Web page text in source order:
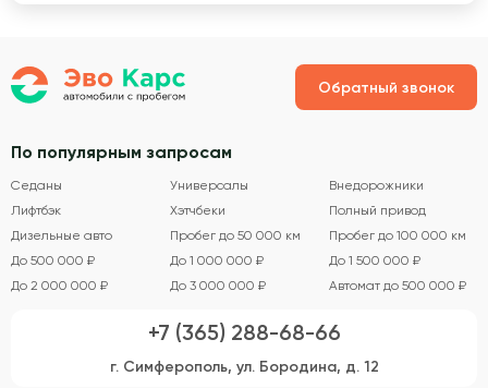
Обратный звонок
По популярным запросам
Седаны Универсалы
Внедорожники
Лифтбэк
Хэтчбеки
Полный привод
Дизельные авто
Пробег до 50 000 км
Пробег до 100 000 км
До 500 000 ₽
До 1 000 000 ₽
До 1 500 000 ₽
До 2 000 000 ₽
До 3 000 000 ₽ Автомат до 500 000 ₽
+7 (365) 288-68-66
г. Симферополь, ул. Бородина, д. 12